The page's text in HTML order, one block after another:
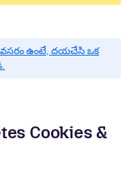
ఉంటే, దయచేసి ఒక
Cookies &